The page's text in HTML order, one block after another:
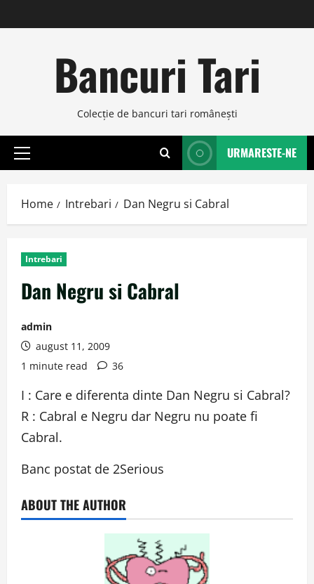
to
Bancuri Tari
Colecţie de bancuri tari româneşti
Primary
URMARESTE-NE
Home Intrebari Dan Negru si Cabral
Intrebari
Dan Negru si Cabral
admin
august 11, 2009
1 minute read
36
I : Care e diferenta dinte Dan Negru si Cabral?
R : Cabral e Negru dar Negru nu poate fi
Cabral.
Banc postat de 2Serious
ABOUT THE AUTHOR